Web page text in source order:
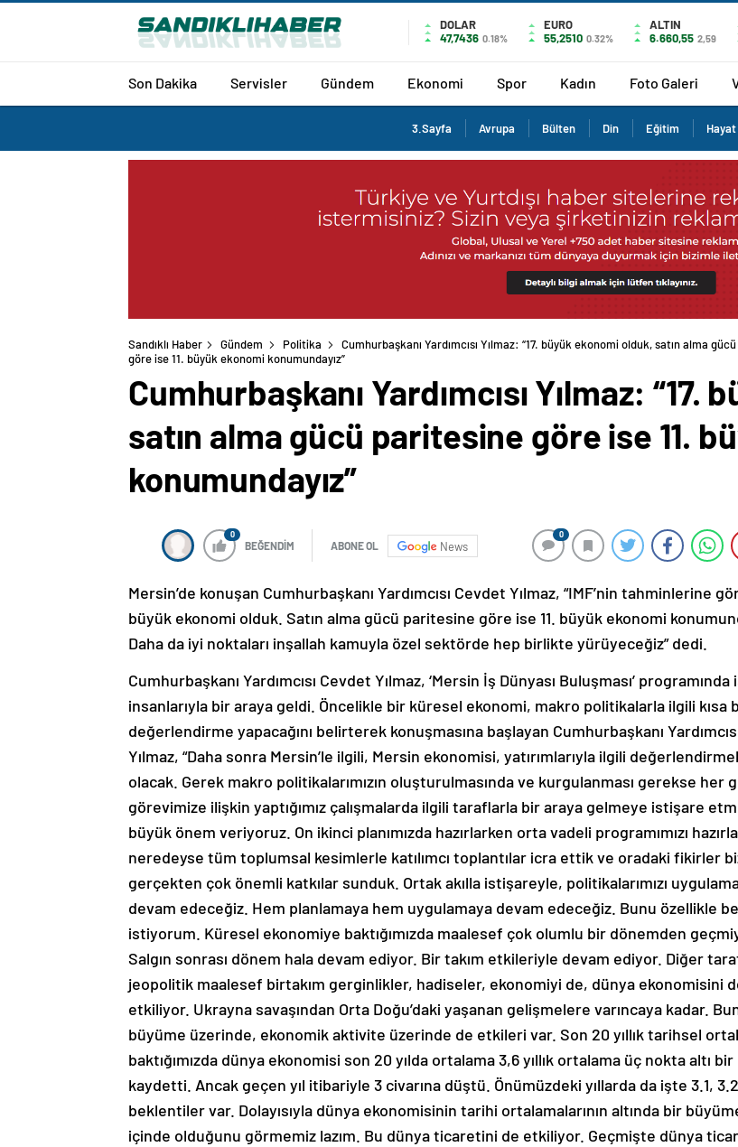
DOLAR
47,7436 0.18%
EURO
55,2510 0.32%
ALTIN
6.660,55 2,59
Son Dakika Servisler Gündem Ekonomi Spor Kadın Foto Galeri
3.Sayfa Avrupa Bülten Din Eğitim Hayat
Sandıklı Haber Gündem Politika
Cumhurbaşkanı Yardımcısı Yılmaz: “17. büyük ekonomi olduk, satın alma
göre ise 11. büyük ekonomi konumundayız”
Cumhurbaşkanı Yardımcısı Yılmaz:
satın alma gücü paritesine göre ise 11.
konumundayız”
0
BEĞENDİM ABONE OL News
0
Mersin’de konuşan Cumhurbaşkanı Yardımcısı Cevdet Yılmaz, “IMF’nin tahminlerine
büyük ekonomi olduk. Satın alma gücü paritesine göre ise 11. büyük ekonomi
Daha da iyi noktaları inşallah kamuyla özel sektörde hep birlikte yürüyeceğiz” dedi.
Cumhurbaşkanı Yardımcısı Cevdet Yılmaz, ‘Mersin İş Dünyası Buluşması’ programında
insanlarıyla bir araya geldi. Öncelikle bir küresel ekonomi, makro politikalarla ilgili kısa
değerlendirme yapacağını belirterek konuşmasına başlayan Cumhurbaşkanı
Yılmaz, “Daha sonra Mersin’le ilgili, Mersin ekonomisi, yatırımlarıyla ilgili
olacak. Gerek makro politikalarımızın oluşturulmasında ve kurgulanması gerekse her
görevimize ilişkin yaptığımız çalışmalarda ilgili taraflarla bir araya gelmeye istişare
büyük önem veriyoruz. On ikinci planımızda hazırlarken orta vadeli programımızı
neredeyse tüm toplumsal kesimlerle katılımcı toplantılar icra ettik ve oradaki fikirler
gerçekten çok önemli katkılar sunduk. Ortak akılla istişareyle, politikalarımızı
devam edeceğiz. Hem planlamaya hem uygulamaya devam edeceğiz. Bunu özellikle
istiyorum. Küresel ekonomiye baktığımızda maalesef çok olumlu bir dönemden
Salgın sonrası dönem hala devam ediyor. Bir takım etkileriyle devam ediyor. Diğer
jeopolitik maalesef birtakım gerginlikler, hadiseler, ekonomiyi de, dünya ekonomisini
etkiliyor. Ukrayna savaşından Orta Doğu’daki yaşanan gelişmelere varıncaya kadar.
büyüme üzerinde, ekonomik aktivite üzerinde de etkileri var. Son 20 yıllık tarihsel
baktığımızda dünya ekonomisi son 20 yılda ortalama 3,6 yıllık ortalama üç nokta altı
kaydetti. Ancak geçen yıl itibariyle 3 civarına düştü. Önümüzdeki yıllarda da işte 3.1,
beklentiler var. Dolayısıyla dünya ekonomisinin tarihi ortalamalarının altında bir
içinde olduğunu görmemiz lazım. Bu dünya ticaretini de etkiliyor. Geçmişte dünya